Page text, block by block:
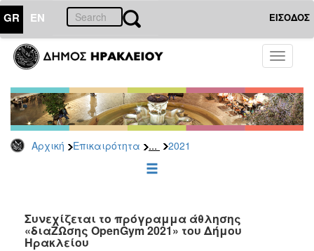
GR EN ΕΙΣΟΔΟΣ
Toggle
Αρχική Επικαιρότητα ... 2021
ΕΠΙΚΑΙΡΟΤΗΤΑ
Τύπου
Αρχείο
2026
2025
2022
2021
Συνεχίζεται το πρόγραμμα άθλησης
«διαΖΩσης OpenGym 2021» του Δήμου
Ηρακλείου